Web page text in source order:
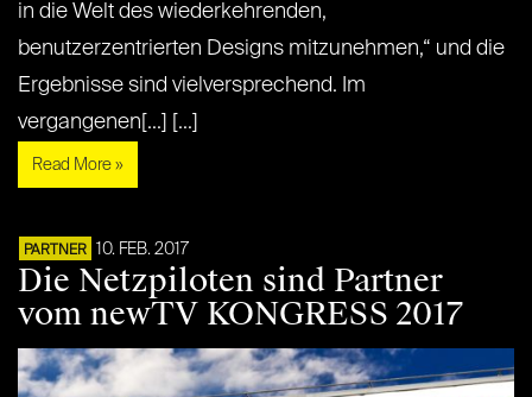
in die Welt des wiederkehrenden,
benutzerzentrierten Designs mitzunehmen,“ und die
Ergebnisse sind vielversprechend. Im
vergangenen[...] [...]
Read More »
PARTNER 10. FEB. 2017
Die Netzpiloten sind Partner
vom newTV KONGRESS 2017